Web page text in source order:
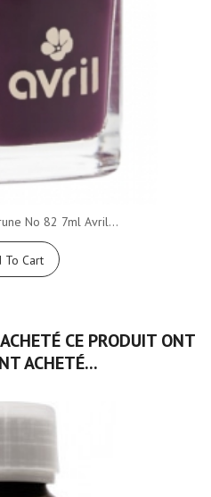
No 82 7ml Avril...
To Cart
CE PRODUIT ONT
ACHETÉ...